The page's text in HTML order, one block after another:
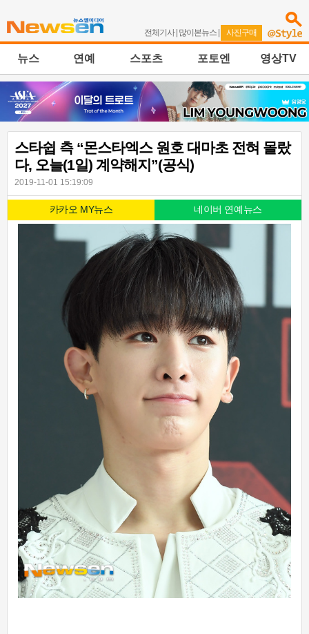
전체기사| 많이본뉴스 | 사진구매
뉴스 연예 스포츠 포토엔 영상TV
스타쉽 측 “몬스타엑스 원호 대마초 전혀 몰랐
다, 오늘(1일) 계약해지”(공식)
2019-11-01 15:19:09
카카오 MY뉴스 네이버 연예뉴스